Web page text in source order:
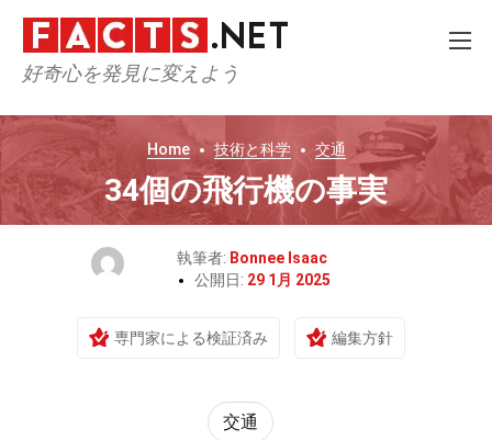
好奇心を発見に変えよう
Home 技術と科学 交通
34個の飛行機の事実
執筆者: Bonnee Isaac
公開日: 29 1月 2025
専門家による検証済み 編集方針
交通